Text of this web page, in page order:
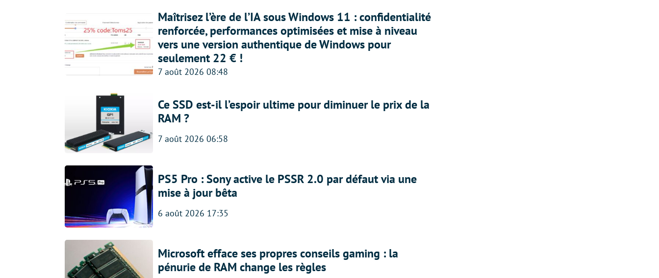
Maîtrisez l’ère de l’IA sous Windows 11 : confidentialité
renforcée, performances optimisées et mise à niveau
vers une version authentique de Windows pour
seulement 22 € !
7 août 2026 08:48
Ce SSD est-il l’espoir ultime pour diminuer le prix de la
RAM ?
7 août 2026 06:58
PS5 Pro : Sony active le PSSR 2.0 par défaut via une
mise à jour bêta
6 août 2026 17:35
Microsoft efface ses propres conseils gaming : la
pénurie de RAM change les règles